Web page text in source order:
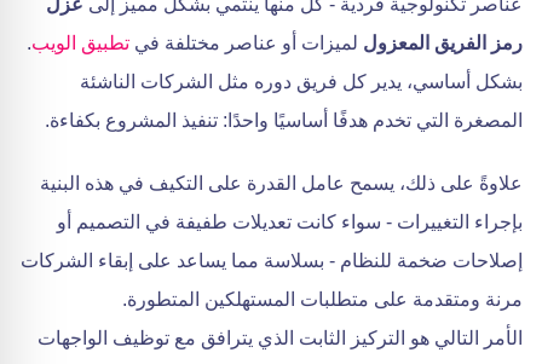
عناصر تكنولوجية فردية - كل منها ينتمي بشكل مميز إلى عزل
رمز الفريق المعزول لميزات أو عناصر مختلفة في تطبيق الويب.
بشكل أساسي، يدير كل فريق دوره مثل الشركات الناشئة
المصغرة التي تخدم هدفًا أساسيًا واحدًا: تنفيذ المشروع بكفاءة.
علاوةً على ذلك، يسمح عامل القدرة على التكيف في هذه البنية
بإجراء التغييرات - سواء كانت تعديلات طفيفة في التصميم أو
إصلاحات ضخمة للنظام - بسلاسة مما يساعد على إبقاء الشركات
مرنة ومتقدمة على متطلبات المستهلكين المتطورة.
الأمر التالي هو التركيز الثابت الذي يترافق مع توظيف الواجهات